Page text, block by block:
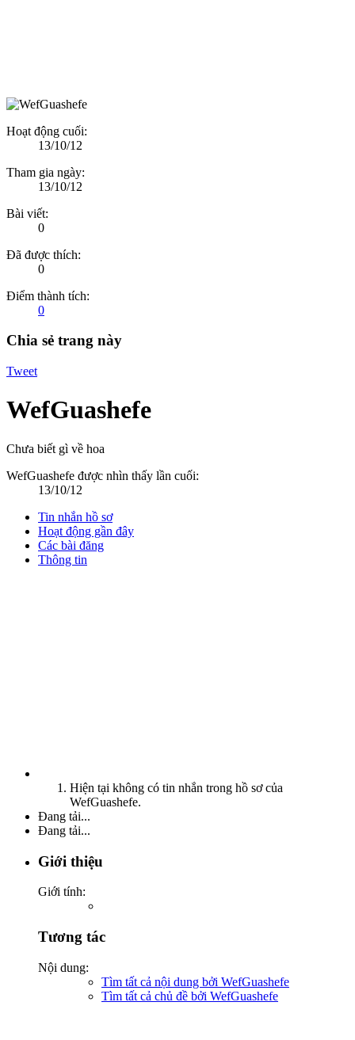
Hoạt động cuối:
13/10/12
Tham gia ngày:
13/10/12
Bài viết:
0
Đã được thích:
0
Điểm thành tích:
0
Chia sẻ trang này
Tweet
WefGuashefe
Chưa biết gì về hoa
WefGuashefe được nhìn thấy lần cuối:
13/10/12
Tin nhắn hồ sơ
Hoạt động gần đây
Các bài đăng
Thông tin
Hiện tại không có tin nhắn trong hồ sơ của
WefGuashefe.
Đang tải...
Đang tải...
Giới thiệu
Giới tính:
Tương tác
Nội dung:
Tìm tất cả nội dung bởi WefGuashefe
Tìm tất cả chủ đề bởi WefGuashefe